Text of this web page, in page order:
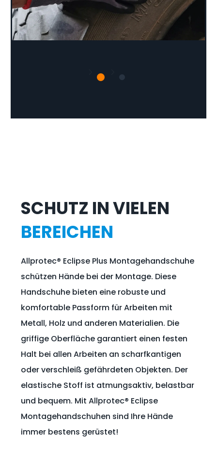
SCHUTZ IN VIELEN
BEREICHEN
Allprotec® Eclipse Plus Montagehandschuhe
schützen Hände bei der Montage. Diese
Handschuhe bieten eine robuste und
komfortable Passform für Arbeiten mit
Metall, Holz und anderen Materialien. Die
griffige Oberfläche garantiert einen festen
Halt bei allen Arbeiten an scharfkantigen
oder verschleiß gefährdeten Objekten. Der
elastische Stoff ist atmungsaktiv, belastbar
und bequem. Mit Allprotec® Eclipse
Montagehandschuhen sind Ihre Hände
immer bestens gerüstet!